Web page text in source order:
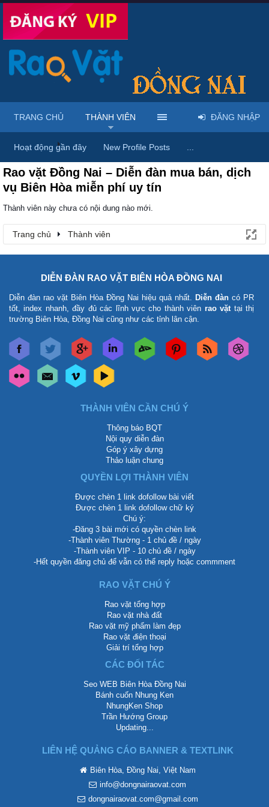
Trang chủ Thành viên
Rao vặt Đồng Nai – Diễn đàn mua bán, dịch
vụ Biên Hòa miễn phí uy tín
Thành viên này chưa có nội dung nào mới.
Trang chủ Thành viên
TRANG CHỦ THÀNH VIÊN
Hoạt động gần đây New Profile Posts
ĐĂNG NHẬP
DIỄN ĐÀN RAO VẶT BIÊN HÒA ĐỒNG NAI
Diễn đàn rao vặt Biên Hòa Đồng Nai hiệu quả nhất. Diễn đàn có PR
tốt, index nhanh, đầy đủ các lĩnh vực cho thành viên rao vặttại thị
trường Biên Hòa, Đồng Nai cũng như các tỉnh lân cận.
THÀNH VIÊN CẦN CHÚ Ý
Thông báo BQT
Nội quy diễn đàn
Góp ý xây dựng
Thảo luận chung
QUYỀN LỢI THÀNH VIÊN
Được chèn 1 link dofollow bài viết
Được chèn 1 link dofollow chữ ký
Chú ý:
-Đăng 3 bài mới có quyền chèn link
-Thành viên Thường - 1 chủ đề / ngày
-Thành viên VIP - 10 chủ đề / ngày
-Hết quyền đăng chủ để vẫn có thể reply hoặc commment
RAO VẶT CHÚ Ý
Rao vặt tổng hợp
Rao vặt nhà đất
Rao vặt mỹ phẩm làm đẹp
Rao vặt điện thoại
Giải trí tổng hợp
CÁC ĐỐI TÁC
Seo WEB Biên Hòa Đồng Nai
Bánh cuốn Nhung Ken
NhungKen Shop
Trần Hướng Group
Updating...
LIÊN HỆ QUẢNG CÁO BANNER & TEXTLINK
Biên Hòa, Đồng Nai, Việt Nam
info@dongnairaovat.com
dongnairaovat.com@gmail.com